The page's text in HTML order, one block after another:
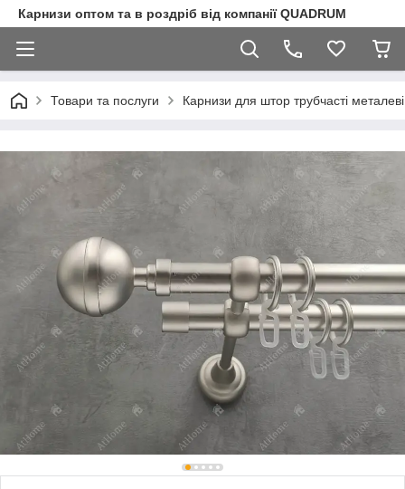
Карнизи оптом та в роздріб від компанії QUADRUM
Товари та послуги Карнизи для штор трубчасті металеві